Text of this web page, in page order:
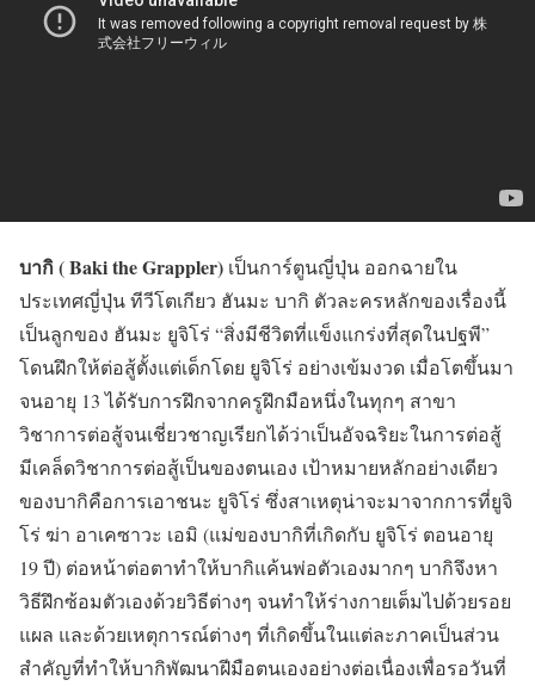
บากิ ( Baki the Grappler) เป็นการ์ตูนญี่ปุ่น ออกฉายใน
ประเทศญี่ปุ่น ทีวีโตเกียว ฮันมะ บากิ ตัวละครหลักของเรื่องนี้
เป็นลูกของ ฮันมะ ยูจิโร่ “สิ่งมีชีวิตที่แข็งแกร่งที่สุดในปฐพี”
โดนฝึกให้ต่อสู้ตั้งแต่เด็กโดย ยูจิโร่ อย่างเข้มงวด เมื่อโตขึ้นมา
จนอายุ 13 ได้รับการฝึกจากครูฝึกมือหนึ่งในทุกๆ สาขา
วิชาการต่อสู้จนเชี่ยวชาญเรียกได้ว่าเป็นอัจฉริยะในการต่อสู้
มีเคล็ดวิชาการต่อสู้เป็นของตนเอง เป้าหมายหลักอย่างเดียว
ของบากิคือการเอาชนะ ยูจิโร่ ซึ่งสาเหตุน่าจะมาจากการที่ยูจิ
โร่ ฆ่า อาเคซาวะ เอมิ (แม่ของบากิที่เกิดกับ ยูจิโร่ ตอนอายุ
19 ปี) ต่อหน้าต่อตาทำให้บากิแค้นพ่อตัวเองมากๆ บากิจึงหา
วิธีฝึกซ้อมตัวเองด้วยวิธีต่างๆ จนทำให้ร่างกายเต็มไปด้วยรอย
แผล และด้วยเหตุการณ์ต่างๆ ที่เกิดขึ้นในแต่ละภาคเป็นส่วน
สำคัญที่ทำให้บากิพัฒนาฝีมือตนเองอย่างต่อเนื่องเพื่อรอวันที่